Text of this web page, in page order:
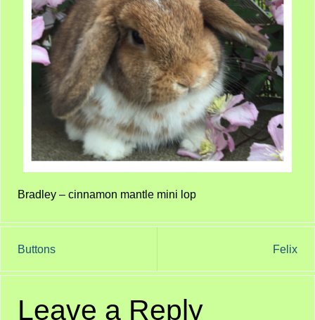
Bradley – cinnamon mantle mini lop
Buttons Felix
Leave a Reply